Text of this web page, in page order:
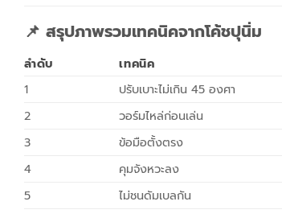
📌 สรุปภาพรวมเทคนิคจากโค้ชปุนิ่ม
ลำดับ เทคนิค
1
ปรับเบาะไม่เกิน 45 องศา
2
วอร์มไหล่ก่อนเล่น
3
ข้อมือตั้งตรง
4
คุมจังหวะลง
5
ไม่ชนดัมเบลกัน